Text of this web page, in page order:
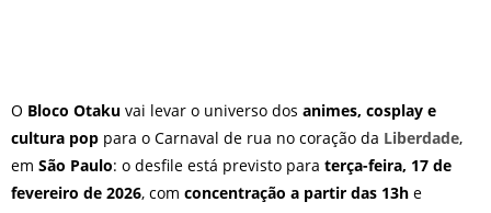
O Bloco Otaku vai levar o universo dos animes, cosplay e
cultura pop para o Carnaval de rua no coração da Liberdade,
em São Paulo: o desfile está previsto para terça-feira, 17 de
fevereiro de 2026, com concentração a partir das 13h e